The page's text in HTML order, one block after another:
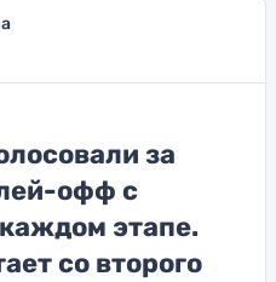
за
офф с
этапе.
со второго